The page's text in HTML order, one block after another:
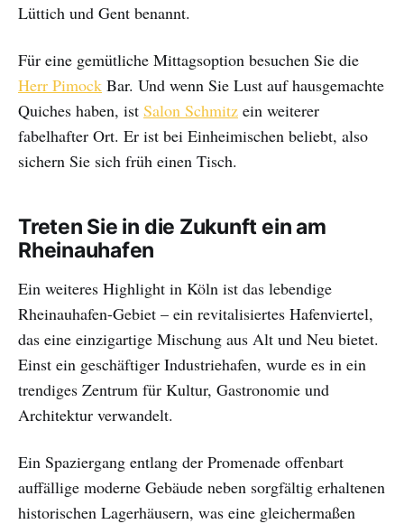
Lüttich und Gent benannt.
Für eine gemütliche Mittagsoption besuchen Sie die
Herr Pimock Bar. Und wenn Sie Lust auf hausgemachte
Quiches haben, ist Salon Schmitz ein weiterer
fabelhafter Ort. Er ist bei Einheimischen beliebt, also
sichern Sie sich früh einen Tisch.
Treten Sie in die Zukunft ein am
Rheinauhafen
Ein weiteres Highlight in Köln ist das lebendige
Rheinauhafen-Gebiet – ein revitalisiertes Hafenviertel,
das eine einzigartige Mischung aus Alt und Neu bietet.
Einst ein geschäftiger Industriehafen, wurde es in ein
trendiges Zentrum für Kultur, Gastronomie und
Architektur verwandelt.
Ein Spaziergang entlang der Promenade offenbart
auffällige moderne Gebäude neben sorgfältig erhaltenen
historischen Lagerhäusern, was eine gleichermaßen